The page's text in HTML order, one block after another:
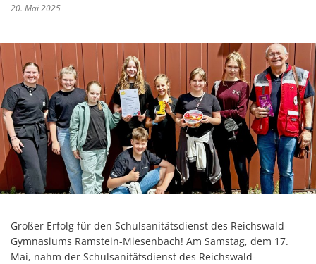
20. Mai 2025
Großer Erfolg für den Schulsanitätsdienst des Reichswald-
Gymnasiums Ramstein-Miesenbach! Am Samstag, dem 17.
Mai, nahm der Schulsanitätsdienst des Reichswald-